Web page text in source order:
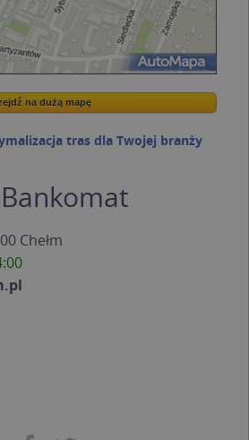
stronę
na dużą mapę
na dużą mapę
tras dla Twojej branży
Chełm